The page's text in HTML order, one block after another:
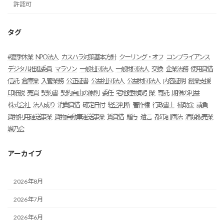
許認可
タグ
#夏季休業 NPO法人 カスハラ対策基本方針 クーリング・オフ コンプライアンス
デジタル推進委員 マラソン 一般社団法人 一般財団法人 交換 企業法務 使用貸借
信託 倉庫業 入管業務 公正証書 公益社団法人 公益財団法人 内容証明 創業支援
印紙税 売買 契約書 契約自由の原則 委任 宅地建物取引業 寄託 期限の利益
株式会社 法人成り 消費貸借 確定日付 経営判断 著作権 行政書士 補助金 請負
貨物利用運送事業 貨物自動車運送事業 賃貸借 贈与 遺言 都市計画法 酒類販売業
颯乃会
アーカイブ
2026年8月
2026年7月
2026年6月